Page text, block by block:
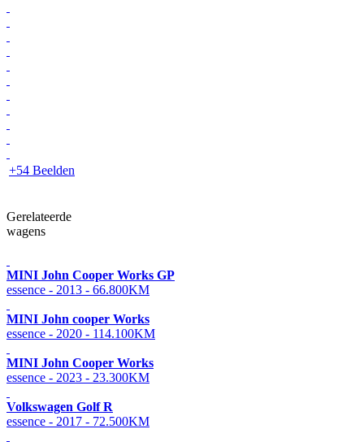
+54 Beelden
Gerelateerde
wagens
MINI John Cooper Works GP
essence - 2013 - 66.800KM
MINI John cooper Works
essence - 2020 - 114.100KM
MINI John Cooper Works
essence - 2023 - 23.300KM
Volkswagen Golf R
essence - 2017 - 72.500KM